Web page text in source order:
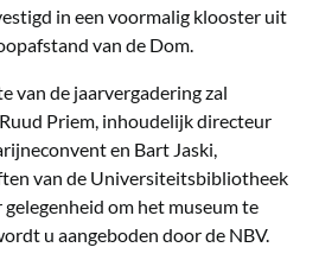
in een voormalig klooster uit
van de Dom.
van de jaarvergadering zal
Priem, inhoudelijk directeur
en Bart Jaski,
van de Universiteitsbibliotheek
om het museum te
u aangeboden door de NBV.